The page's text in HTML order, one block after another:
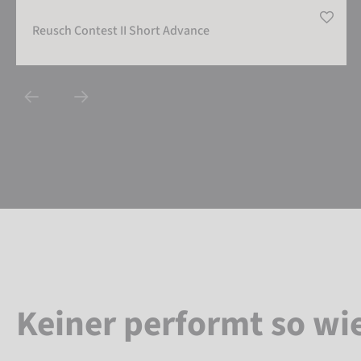
Reusch Contest II Short Advance
Keiner performt so